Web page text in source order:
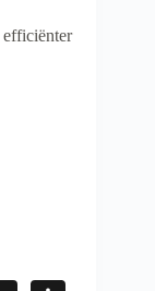
efficiënter